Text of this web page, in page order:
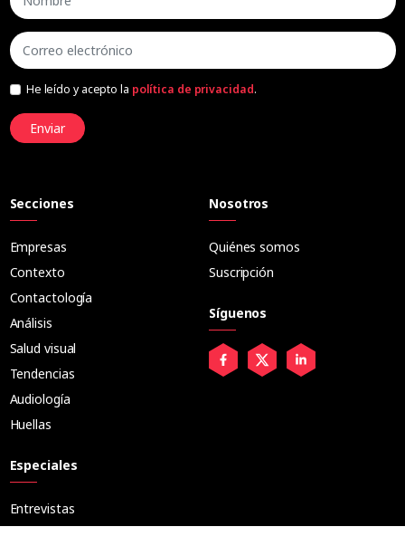
He leído y acepto la política de privacidad.
Enviar
Secciones
Empresas
Contexto
Contactología
Análisis
Salud visual
Tendencias
Audiología
Huellas
Especiales
Entrevistas
Nosotros
Quiénes somos
Suscripción
Síguenos